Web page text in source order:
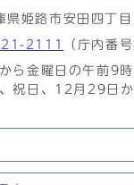
姫路市安田四丁目
2111
（庁内番
ら金曜日の午前9
、祝日、12月29日